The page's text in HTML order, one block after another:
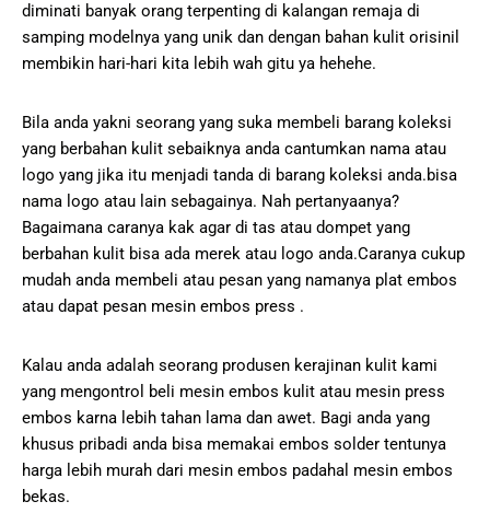
diminati banyak orang terpenting di kalangan remaja di
samping modelnya yang unik dan dengan bahan kulit orisinil
membikin hari-hari kita lebih wah gitu ya hehehe.
Bila anda yakni seorang yang suka membeli barang koleksi
yang berbahan kulit sebaiknya anda cantumkan nama atau
logo yang jika itu menjadi tanda di barang koleksi anda.bisa
nama logo atau lain sebagainya. Nah pertanyaanya?
Bagaimana caranya kak agar di tas atau dompet yang
berbahan kulit bisa ada merek atau logo anda.Caranya cukup
mudah anda membeli atau pesan yang namanya plat embos
atau dapat pesan mesin embos press .
Kalau anda adalah seorang produsen kerajinan kulit kami
yang mengontrol beli mesin embos kulit atau mesin press
embos karna lebih tahan lama dan awet. Bagi anda yang
khusus pribadi anda bisa memakai embos solder tentunya
harga lebih murah dari mesin embos padahal mesin embos
bekas.